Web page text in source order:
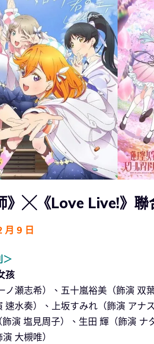
》╳《Love Live!》聯
月 9 日
＞
孩
ノ瀬志希）、五十嵐裕美（飾演 双
速水奏）、上坂すみれ（飾演 アナ
演 塩見周子）、生田 輝（飾演 ナ
演 大槻唯）